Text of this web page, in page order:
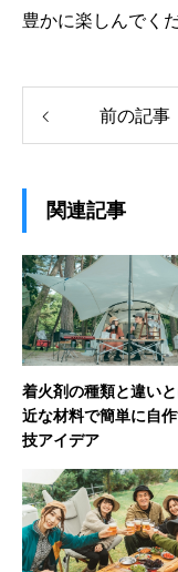
豊かに楽しんでく
前の記事
関連記事
着火剤の種類と違い
近な材料で簡単に自
技アイデア